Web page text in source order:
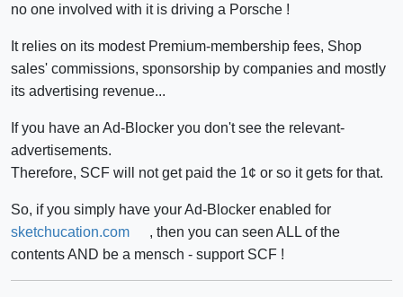
no one involved with it is driving a Porsche !
It relies on its modest Premium-membership fees, Shop
sales' commissions, sponsorship by companies and mostly
its advertising revenue...
If you have an Ad-Blocker you don't see the relevant-
advertisements.
Therefore, SCF will not get paid the 1¢ or so it gets for that.
So, if you simply have your Ad-Blocker enabled for
sketchucation.com
, then you can seen ALL of the
contents AND be a mensch - support SCF !